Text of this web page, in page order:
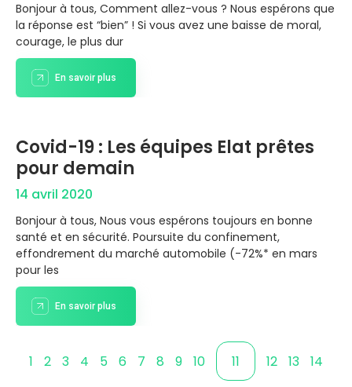
Bonjour à tous, Comment allez-vous ? Nous espérons que
la réponse est “bien” ! Si vous avez une baisse de moral,
courage, le plus dur
En savoir plus
Covid-19 : Les équipes Elat prêtes
pour demain
14 avril 2020
Bonjour à tous, Nous vous espérons toujours en bonne
santé et en sécurité. Poursuite du confinement,
effondrement du marché automobile (-72%* en mars
pour les
En savoir plus
1 2 3 4 5 6 7 8 9 10 11 12 13 14